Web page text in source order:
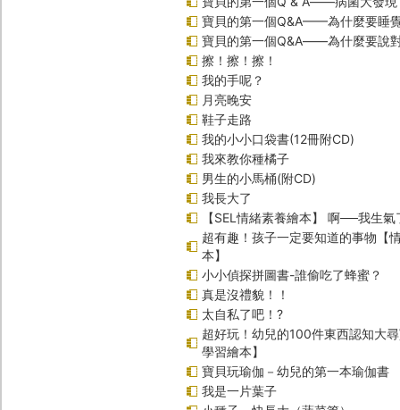
寶貝的第一個Q&A——為什麼要睡
寶貝的第一個Q&A――為什麼要說
擦！擦！擦！
我的手呢？
月亮晚安
鞋子走路
我的小小口袋書(12冊附CD)
我來教你種橘子
男生的小馬桶(附CD)
我長大了
【SEL情緒素養繪本】 啊──我生
超有趣！孩子一定要知道的事物【
本】
小小偵探拼圖書-誰偷吃了蜂蜜？
真是沒禮貌！！
太自私了吧！?
超好玩！幼兒的100件東西認知大
學習繪本】
寶貝玩瑜伽－幼兒的第一本瑜伽書
我是一片葉子